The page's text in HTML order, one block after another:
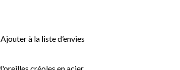
Ajouter à la liste d’envies